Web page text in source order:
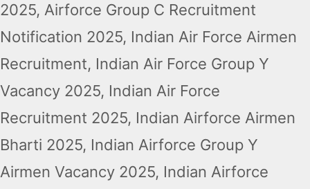
2025, Airforce Group C Recruitment
Notification 2025, Indian Air Force Airmen
Recruitment, Indian Air Force Group Y
Vacancy 2025, Indian Air Force
Recruitment 2025, Indian Airforce Airmen
Bharti 2025, Indian Airforce Group Y
Airmen Vacancy 2025, Indian Airforce